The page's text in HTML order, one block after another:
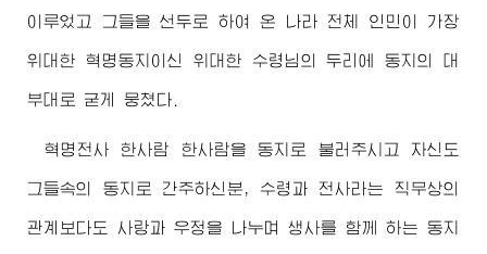
이루었고 그들을 선두로 하여 온 나라 전체 인민이 가장
위대한 혁명동지이신 위대한 수령님 의 두리에 동지의 대
부대로 굳게 뭉쳤다.
혁명전사 한사람 한사람을 동지로 불러주시고 자신도
그들속의 동지로 간주하신분, 수령 과 전사라는 직무상의
관계보다도 사랑과 우정을 나누며 생사를 함께 하는 동지